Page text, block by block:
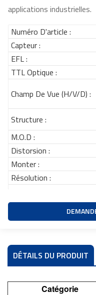
applications industrielles.
Numéro D'article :
Capteur :
EFL :
TTL Optique :
Champ De Vue (H/V/D) :
Structure :
M.O.D :
Distorsion :
Monter :
Résolution :
DÉTAILS DU PRODUIT
Catégorie